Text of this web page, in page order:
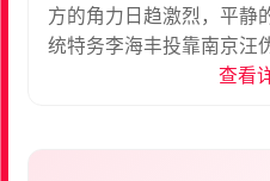
方的角力日趋激烈，平静
统特务李海丰投靠南京汪
则成（孙红雷 饰）受命前
查看